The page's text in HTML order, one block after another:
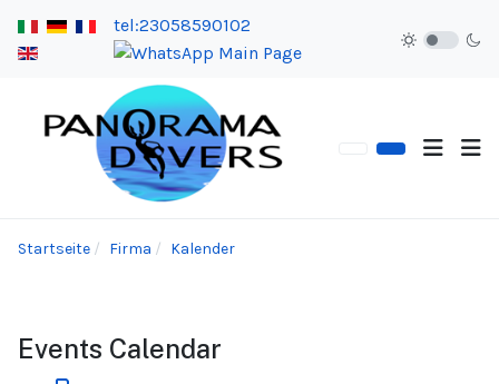
tel:23058590102
Startseite Firma Kalender
Events Calendar